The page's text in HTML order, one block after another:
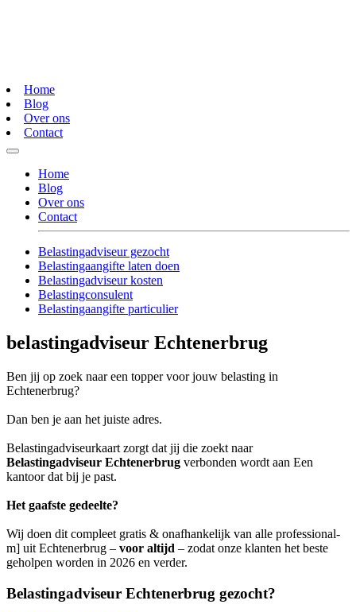
Home
Blog
Over ons
Contact
Home
Blog
Over ons
Contact
Belastingadviseur gezocht
Belastingaangifte laten doen
Belastingadviseur kosten
Belastingconsulent
Belastingaangifte particulier
belastingadviseur Echtenerbrug
Ben jij op zoek naar een topper voor jouw belasting in
Echtenerbrug?
Dan ben je aan het juiste adres.
Belastingadviseurkaart zorgt dat jij die zoekt naar
Belastingadviseur Echtenerbrug verbonden wordt aan Een
kantoor dat bij je past.
Het gaafste gedeelte?
Wij doen dit compleet gratis & onafhankelijk van alle professional-
m] uit Echtenerbrug – voor altijd – zodat onze klanten het beste
geholpen worden in 2026 en verder.
Belastingadviseur Echtenerbrug gezocht?